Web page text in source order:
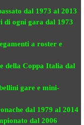
dal 1973 al 2013
di ogni gara dal 1973
a roster e
della Coppa Italia dal
gare e mini-
dal 1979 al 2014
dal 2006